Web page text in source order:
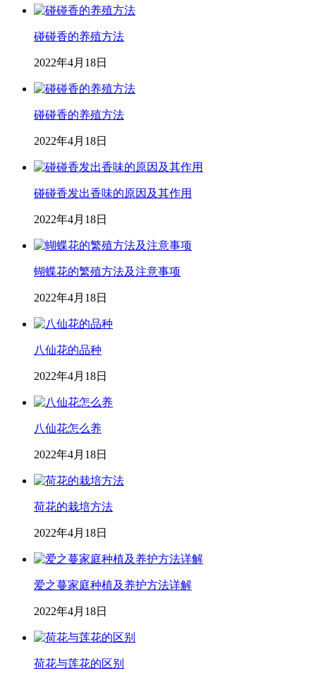
碰碰香的养殖方法
2022年4月18日
碰碰香的养殖方法
2022年4月18日
碰碰香发出香味的原因及其作用
2022年4月18日
蝴蝶花的繁殖方法及注意事项
2022年4月18日
八仙花的品种
2022年4月18日
八仙花怎么养
2022年4月18日
荷花的栽培方法
2022年4月18日
爱之蔓家庭种植及养护方法详解
2022年4月18日
荷花与莲花的区别